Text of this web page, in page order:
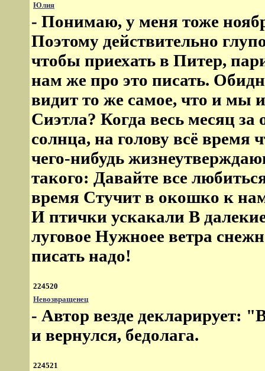
Юлия
- Понимаю, у меня тоже
Поэтому действительно
чтобы приехать в Питер,
нам же про это писать.
видит то же самое, что и мы
Сиэтла? Когда весь месяц
солнца, на голову всё время
чего-нибудь
такого: Давайте все
время Стучит в окошко к
И птички ускакали В
луговое Нужноее ветра
писать надо!
224520
Невозвращенец
- Автор везде декларирует:
и вернулся, бедолага.
224521